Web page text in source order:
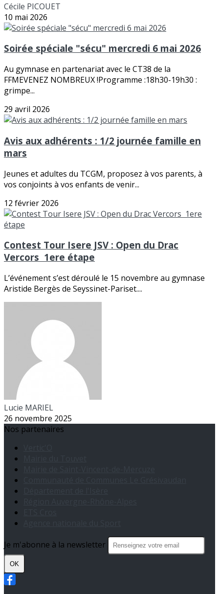
Cécile PICOUET
10 mai 2026
Soirée spéciale "sécu" mercredi 6 mai 2026
Au gymnase en partenariat avec le CT38 de la
FFMEVENEZ NOMBREUX !Programme :18h30-19h30 :
grimpe...
29 avril 2026
Avis aux adhérents : 1/2 journée famille en
mars
Jeunes et adultes du TCGM, proposez à vos parents, à
vos conjoints à vos enfants de venir...
12 février 2026
Contest Tour Isere JSV : Open du Drac
Vercors 1ere étape
L’événement s’est déroulé le 15 novembre au gymnase
Aristide Bergès de Seyssinet-Pariset....
Lucie MARIEL
26 novembre 2025
Nos partenaires
Je m'abonne à la newsletter
OK